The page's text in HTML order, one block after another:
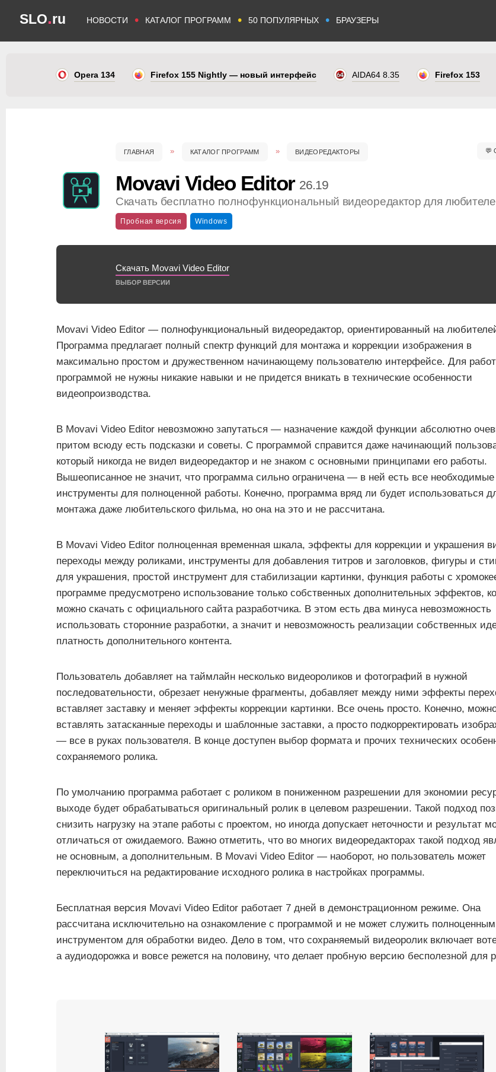
SLO.ru НОВОСТИ • КАТАЛОГ ПРОГРАММ • 50 ПОПУЛЯРНЫХ • БРАУЗЕРЫ
Opera 134 Firefox 155 Nightly — новый интерфейс AIDA64 8.35 Firefox 153
💬
ГЛАВНАЯ КАТАЛОГ ПРОГРАММ ВИДЕОРЕДАКТОРЫ
Movavi Video Editor 26.19
Скачать бесплатно полнофункциональный видеоредактор для
Пробная версия Windows
Скачать Movavi Video Editor
ВЫБОР ВЕРСИИ
Movavi Video Editor — полнофункциональный видеоредактор, ориентированный на
Программа предлагает полный спектр функций для монтажа и коррекции изображения в
максимально простом и дружественном начинающему пользователю интерфейсе. Для
программой не нужны никакие навыки и не придется вникать в технические особенности
видеопроизводства.
В Movavi Video Editor невозможно запутаться — назначение каждой функции абсолютно
притом всюду есть подсказки и советы. С программой справится даже начинающий
который никогда не видел видеоредактор и не знаком с основными принципами его работы.
Вышеописанное не значит, что программа сильно ограничена — в ней есть все необходимые
инструменты для полноценной работы. Конечно, программа вряд ли будет использоваться
монтажа даже любительского фильма, но она на это и не рассчитана.
В Movavi Video Editor полноценная временная шкала, эффекты для коррекции и украшения
переходы между роликами, инструменты для добавления титров и заголовков, фигуры и
для украшения, простой инструмент для стабилизации картинки, функция работы с
программе предусмотрено использование только собственных дополнительных эффектов,
можно скачать с официального сайта разработчика. В этом есть два минуса невозможность
использовать сторонние разработки, а значит и невозможность реализации собственных
платность дополнительного контента.
Пользователь добавляет на таймлайн несколько видеороликов и фотографий в нужной
последовательности, обрезает ненужные фрагменты, добавляет между ними эффекты
вставляет заставку и меняет эффекты коррекции картинки. Все очень просто. Конечно,
вставлять затасканные переходы и шаблонные заставки, а просто подкорректировать
— все в руках пользователя. В конце доступен выбор формата и прочих технических
сохраняемого ролика.
По умолчанию программа работает с роликом в пониженном разрешении для экономии
выходе будет обрабатываться оригинальный ролик в целевом разрешении. Такой подход
снизить нагрузку на этапе работы с проектом, но иногда допускает неточности и результат
отличаться от ожидаемого. Важно отметить, что во многих видеоредакторах такой подход
не основным, а дополнительным. В Movavi Video Editor — наоборот, но пользователь может
переключиться на редактирование исходного ролика в настройках программы.
Бесплатная версия Movavi Video Editor работает 7 дней в демонстрационном режиме. Она
рассчитана исключительно на ознакомление с программой и не может служить полноценным
инструментом для обработки видео. Дело в том, что сохраняемый видеоролик включает
а аудиодорожка и вовсе режется на половину, что делает пробную версию бесполезной для